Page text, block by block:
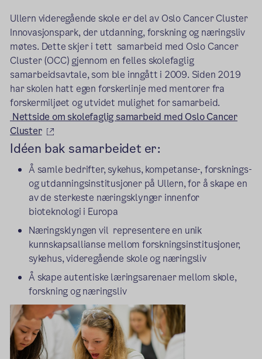
Ullern videregående skole er del av Oslo Cancer Cluster
Innovasjonspark, der utdanning, forskning og næringsliv
møtes. Dette skjer i tett samarbeid med Oslo Cancer
Cluster (OCC) gjennom en felles skolefaglig
samarbeidsavtale, som ble inngått i 2009. Siden 2019
har skolen hatt egen forskerlinje med mentorer fra
forskermiljøet og utvidet mulighet for samarbeid.
Nettside om skolefaglig samarbeid med Oslo Cancer
Cluster
(ekstern lenke)
Idéen bak samarbeidet er:
Å samle bedrifter, sykehus, kompetanse-, forsknings-
og utdanningsinstitusjoner på Ullern, for å skape en
av de sterkeste næringsklynger innenfor
bioteknologi i Europa
Næringsklyngen vil representere en unik
kunnskapsallianse mellom forskningsinstitusjoner,
sykehus, videregående skole og næringsliv
Å skape autentiske læringsarenaer mellom skole,
forskning og næringsliv